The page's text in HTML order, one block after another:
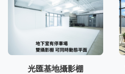
光匯基地攝影棚